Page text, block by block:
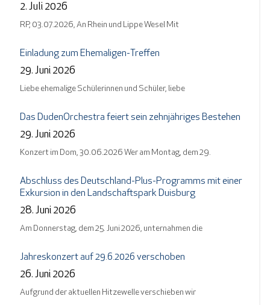
2. Juli 2026
RP, 03.07.2026, An Rhein und Lippe Wesel Mit
Einladung zum Ehemaligen-Treffen
29. Juni 2026
Liebe ehemalige Schülerinnen und Schüler, liebe
Das DudenOrchestra feiert sein zehnjähriges Bestehen
29. Juni 2026
Konzert im Dom, 30.06.2026 Wer am Montag, dem 29.
Abschluss des Deutschland-Plus-Programms mit einer
Exkursion in den Landschaftspark Duisburg
28. Juni 2026
Am Donnerstag, dem 25. Juni 2026, unternahmen die
Jahreskonzert auf 29.6.2026 verschoben
26. Juni 2026
Aufgrund der aktuellen Hitzewelle verschieben wir